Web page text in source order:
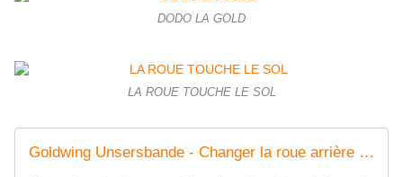
DODO LA GOLD
LA ROUE TOUCHE LE SOL
Goldwing Unsersbande - Changer la roue arrière / rear wheel 1800 3